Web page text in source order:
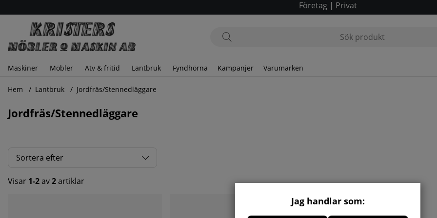
Jag handlar som:
Företag| Privat
Maskiner Möbler Atv & fritid Lantbruk Fyndhörna Kampanjer Varumärken
Hem Lantbruk Jordfräs/Stennedläggare
Jordfräs/Stennedläggare
Sortera efter
Visar 1-2av2artiklar